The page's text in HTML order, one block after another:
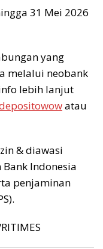
31 Mei 2026
yang
melalui neobank
lebih lanjut
atau
& diawasi
Bank Indonesia
penjaminan